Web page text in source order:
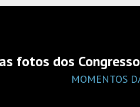
fotos dos
MOMENTOS